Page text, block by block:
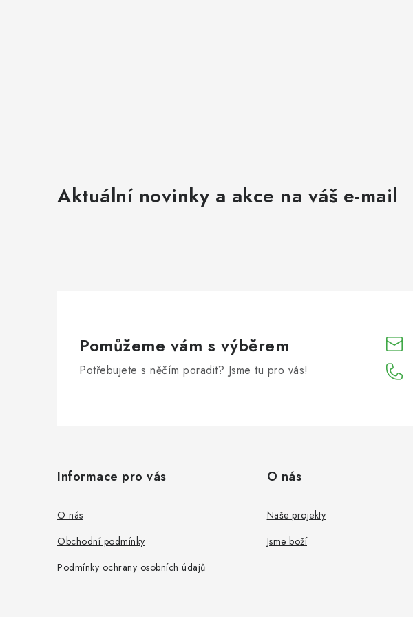
Aktuální novinky a akce na váš e-mail
Pomůžeme vám s výběrem
Potřebujete s něčím poradit? Jsme tu pro vás!
Informace pro vás
O nás
Obchodní podmínky
Podmínky ochrany osobních údajů
O nás
Naše projekty
Jsme boží